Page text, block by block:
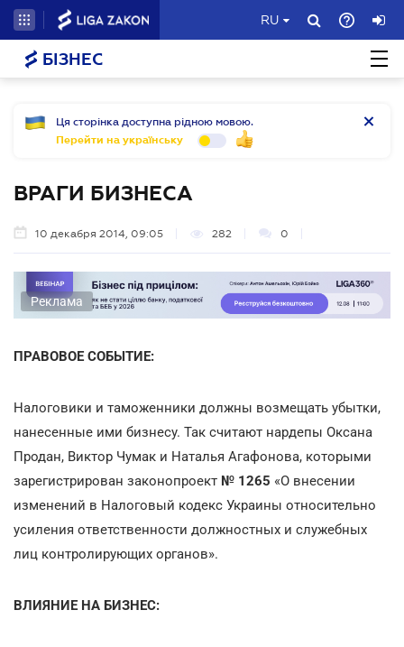
RU
БІЗНЕС
Ця сторінка доступна рідною мовою.
Перейти на українську
ВРАГИ БИЗНЕСА
10 декабря 2014, 09:05 282 0
Реклама
ПРАВОВОЕ СОБЫТИЕ:
Налоговики и таможенники должны возмещать убытки,
нанесенные ими бизнесу. Так считают нардепы Оксана
Продан, Виктор Чумак и Наталья Агафонова, которыми
зарегистрирован законопроект № 1265 «О внесении
изменений в Налоговый кодекс Украины относительно
усиления ответственности должностных и служебных
лиц контролирующих органов».
ВЛИЯНИЕ НА БИЗНЕС: